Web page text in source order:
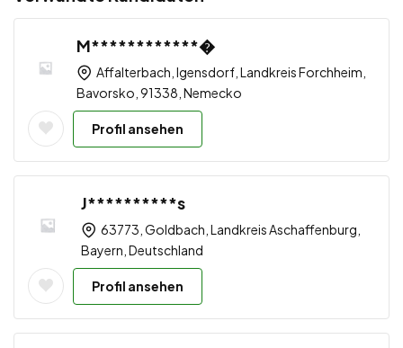
M************�
Affalterbach, Igensdorf, Landkreis Forchheim,
Bavorsko, 91338, Nemecko
Profil ansehen
J**********s
63773, Goldbach, Landkreis Aschaffenburg,
Bayern, Deutschland
Profil ansehen